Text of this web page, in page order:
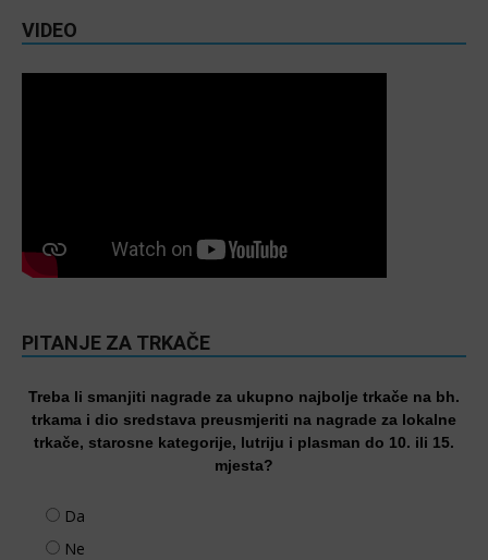
VIDEO
PITANJE ZA TRKAČE
Treba li smanjiti nagrade za ukupno najbolje trkače na bh.
trkama i dio sredstava preusmjeriti na nagrade za lokalne
trkače, starosne kategorije, lutriju i plasman do 10. ili 15.
mjesta?
Da
Ne